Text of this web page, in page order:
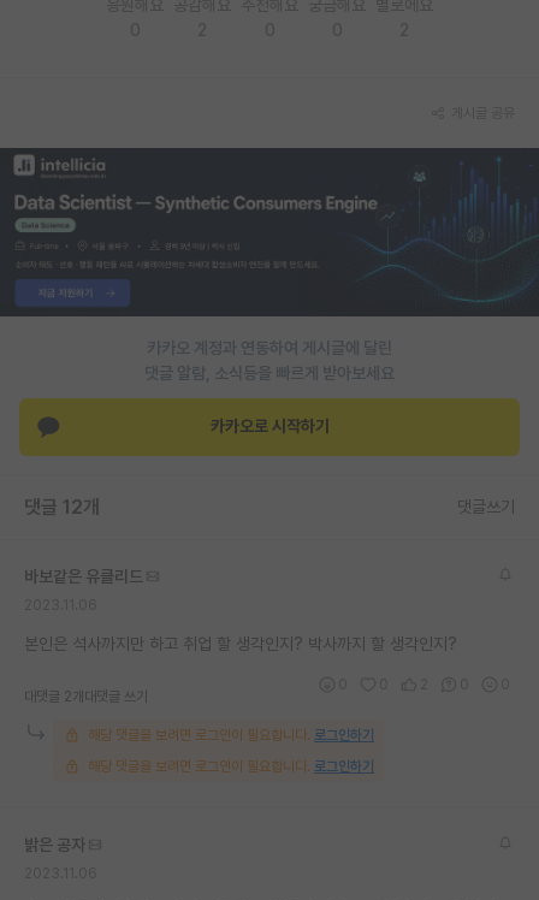
특수/전문대학원 게시판
반도체/AI 게시판
장학금/장학생 게시판
학술 정보 게시판
홍보 게시판
커리어
유학교육
이벤트
카카오 계정과 연동하여 게시글에 달린
댓글 알람, 소식등을 빠르게 받아보세요
카카오로 시작하기
댓글 12개 댓글쓰기
바보같은 유클리드
본인은 석사까지만 하고 취업 할 생각인지? 박사까지 할 생각인지?
대댓글 2개 대댓글 쓰기
해당 댓글을 보려면 로그인이 필요합니다. 로그인하기
해당 댓글을 보려면 로그인이 필요합니다. 로그인하기
밝은 공자